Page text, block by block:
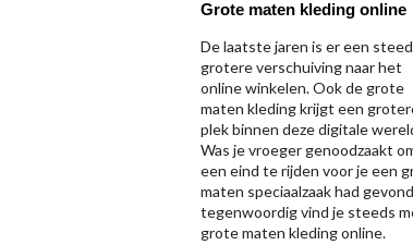
Grote maten kleding online
De laatste jaren is er een
grotere verschuiving naar het
online winkelen. Ook de grote
maten kleding krijgt een
plek binnen deze digitale
Was je vroeger genoodzaakt
een eind te rijden voor je een
maten speciaalzaak had
tegenwoordig vind je steeds
grote maten kleding online.